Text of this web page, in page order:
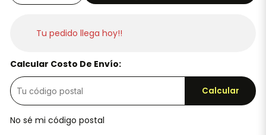
Tu pedido llega hoy!!
Calcular Costo De Envío:
Calcular
No sé mi código postal